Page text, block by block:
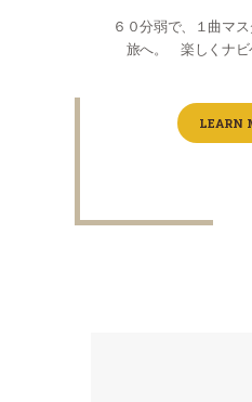
６０分弱で、１曲マ
旅へ。 楽しくナビ
LEARN